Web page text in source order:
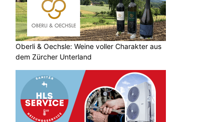
Oberli & Oechsle: Weine voller Charakter aus
dem Zürcher Unterland